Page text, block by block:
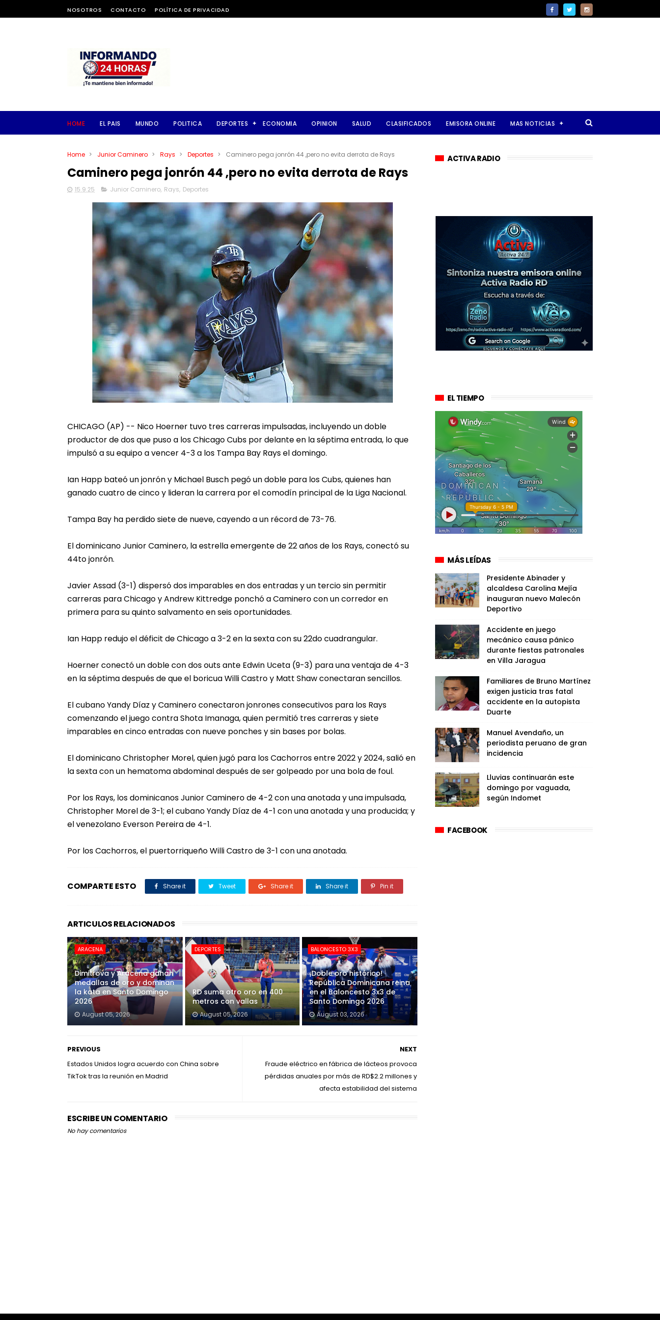
NOSOTROS CONTACTO POLÍTICA DE PRIVACIDAD
HOME EL PAIS MUNDO POLITICA DEPORTES ECONOMIA OPINION SALUD CLASIFICADOS EMISORA ONLINE MAS NOTICIAS
Home > Junior Caminero > Rays > Deportes > Caminero pega jonrón 44 ,pero no evita derrota de Rays
Caminero pega jonrón 44 ,pero no evita derrota de Rays
15.9.25 Junior Caminero, Rays, Deportes
CHICAGO (AP) -- Nico Hoerner tuvo tres carreras impulsadas, incluyendo un doble
productor de dos que puso a los Chicago Cubs por delante en la séptima entrada, lo que
impulsó a su equipo a vencer 4-3 a los Tampa Bay Rays el domingo.
Ian Happ bateó un jonrón y Michael Busch pegó un doble para los Cubs, quienes han
ganado cuatro de cinco y lideran la carrera por el comodín principal de la Liga Nacional.
Tampa Bay ha perdido siete de nueve, cayendo a un récord de 73-76.
El dominicano Junior Caminero, la estrella emergente de 22 años de los Rays, conectó su
44to jonrón.
Javier Assad (3-1) dispersó dos imparables en dos entradas y un tercio sin permitir
carreras para Chicago y Andrew Kittredge ponchó a Caminero con un corredor en
primera para su quinto salvamento en seis oportunidades.
Ian Happ redujo el déficit de Chicago a 3-2 en la sexta con su 22do cuadrangular.
Hoerner conectó un doble con dos outs ante Edwin Uceta (9-3) para una ventaja de 4-3
en la séptima después de que el boricua Willi Castro y Matt Shaw conectaran sencillos.
El cubano Yandy Díaz y Caminero conectaron jonrones consecutivos para los Rays
comenzando el juego contra Shota Imanaga, quien permitió tres carreras y siete
imparables en cinco entradas con nueve ponches y sin bases por bolas.
El dominicano Christopher Morel, quien jugó para los Cachorros entre 2022 y 2024, salió en
la sexta con un hematoma abdominal después de ser golpeado por una bola de foul.
Por los Rays, los dominicanos Junior Caminero de 4-2 con una anotada y una impulsada,
Christopher Morel de 3-1; el cubano Yandy Díaz de 4-1 con una anotada y una producida; y
el venezolano Everson Pereira de 4-1.
Por los Cachorros, el puertorriqueño Willi Castro de 3-1 con una anotada.
COMPARTE ESTO Share it Tweet Share it Share it Pin it
ARTICULOS RELACIONADOS
ARACENA
Dimitrova y Aracena ganan
medallas de oro y dominan
la kata en Santo Domingo
2026
August 05, 2026
DEPORTES
RD suma otro oro en 400
metros con vallas
August 05, 2026
BALONCESTO 3X3
¡Doble oro histórico!
República Dominicana reina
en el Baloncesto 3x3 de
Santo Domingo 2026
August 03, 2026
NEXT
Fraude eléctrico en fábrica de lácteos provoca
pérdidas anuales por más de RD$2.2 millones y
afecta estabilidad del sistema
PREVIOUS
Estados Unidos logra acuerdo con China sobre
TikTok tras la reunión en Madrid
ESCRIBE UN COMENTARIO
No hay comentarios
ACTIVA RADIO
EL TIEMPO
MÁS LEÍDAS
Presidente Abinader y
alcaldesa Carolina Mejía
inauguran nuevo Malecón
Deportivo
Accidente en juego
mecánico causa pánico
durante fiestas patronales
en Villa Jaragua
Familiares de Bruno Martínez
exigen justicia tras fatal
accidente en la autopista
Duarte
Manuel Avendaño, un
periodista peruano de gran
incidencia
Lluvias continuarán este
domingo por vaguada,
según Indomet
FACEBOOK